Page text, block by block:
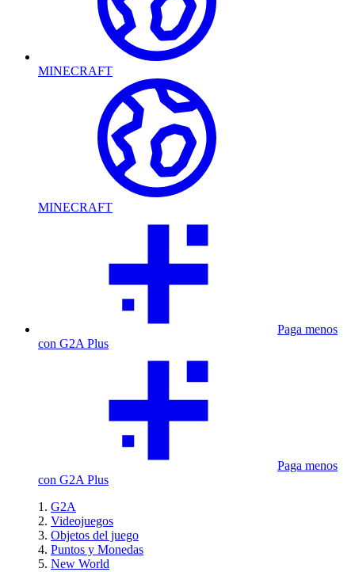
MINECRAFT
MINECRAFT
Paga menos
con G2A Plus
Paga menos
con G2A Plus
G2A
Videojuegos
Objetos del juego
Puntos y Monedas
New World